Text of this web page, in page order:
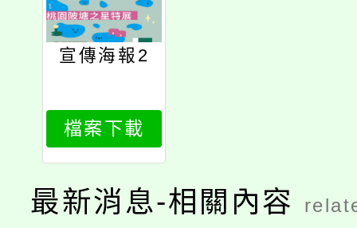
宣傳海報2
檔案下載
最新消息-相關內容